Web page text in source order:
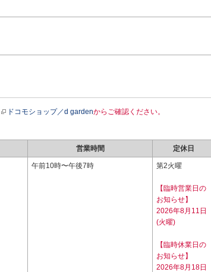
ドコモショップ／d gardenからご確認ください。
営業時間 定休日
午前10時〜午後7時 第2火曜
【臨時営業日の
お知らせ】
2026年8月11日
(火曜)
【臨時休業日の
お知らせ】
2026年8月18日